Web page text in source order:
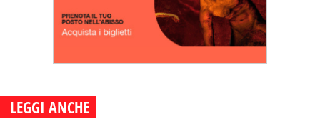
LEGGI ANCHE